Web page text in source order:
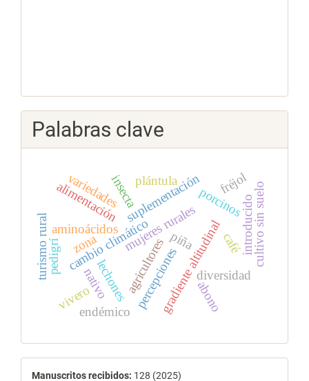
Palabras clave
mujeres rurales
percepciones
cambio climáticogradiente altitudinal
agricultores
alimentaciónsuplementaciónporcinos
lechones
aminoácidos
diversidad
insecta
endémico
nativo
introducido
piña
pedigrí cultivo sin suelo
café
abono
plántula
vivero
fréjol
variedades
zona
turismo rural
Manuscritos recibidos: 128 (2025)